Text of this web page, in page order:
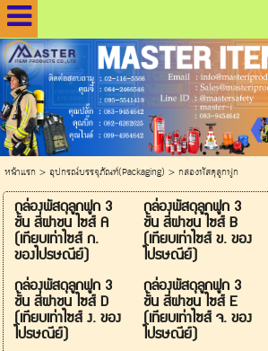
.
.
หน้าแรก> อุปกรณ์บรรจุภัณฑ์(Packaging) > กล่องพัสดุลูกฟูก
กล่องพัสดุลูกฟูก 3
ชั้น สี่ฝาชน ไซส์ A
(เทียบเท่าไซส์ ก.
ของไปรษณีย์)
กล่องพัสดุลูกฟูก 3
ชั้น สี่ฝาชน ไซส์ B
(เทียบเท่าไซส์ ข. ของ
ไปรษณีย์)
กล่องพัสดุลูกฟูก 3
ชั้น สี่ฝาชน ไซส์ D
(เทียบเท่าไซส์ ง. ของ
ไปรษณีย์)
กล่องพัสดุลูกฟูก 3
ชั้น สี่ฝาชน ไซส์ E
(เทียบเท่าไซส์ จ. ของ
ไปรษณีย์)